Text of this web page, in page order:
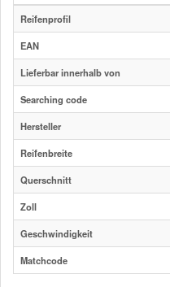
Reifenprofil
EAN
Lieferbar innerhalb von
Searching code
Hersteller
Reifenbreite
Querschnitt
Zoll
Geschwindigkeit
Matchcode